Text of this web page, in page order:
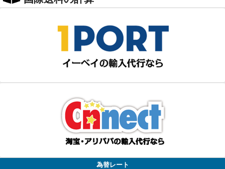
為替レート